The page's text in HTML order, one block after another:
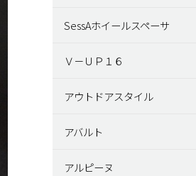
SessAホイールスペーサ
Ｖ－ＵＰ１６
アウトドアスタイル
アバルト
アルピーヌ